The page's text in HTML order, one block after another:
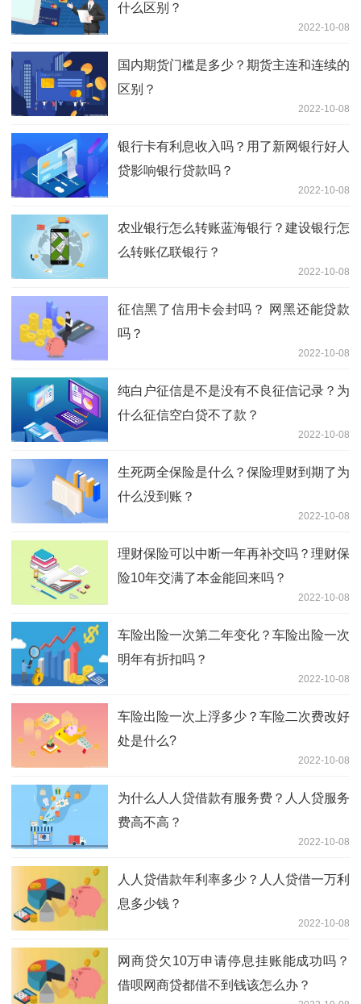
什么区别？
2022-10-08
国内期货门槛是多少？期货主连和连续的
区别？
2022-10-08
银行卡有利息收入吗？用了新网银行好人
贷影响银行贷款吗？
2022-10-08
农业银行怎么转账蓝海银行？建设银行怎
么转账亿联银行？
2022-10-08
征信黑了信用卡会封吗？ 网黑还能贷款
吗？
2022-10-08
纯白户征信是不是没有不良征信记录？为
什么征信空白贷不了款？
2022-10-08
生死两全保险是什么？保险理财到期了为
什么没到账？
2022-10-08
理财保险可以中断一年再补交吗？理财保
险10年交满了本金能回来吗？
2022-10-08
车险出险一次第二年变化？车险出险一次
明年有折扣吗？
2022-10-08
车险出险一次上浮多少？车险二次费改好
处是什么?
2022-10-08
为什么人人贷借款有服务费？人人贷服务
费高不高？
2022-10-08
人人贷借款年利率多少？人人贷借一万利
息多少钱？
2022-10-08
网商贷欠10万申请停息挂账能成功吗？
借呗网商贷都借不到钱该怎么办？